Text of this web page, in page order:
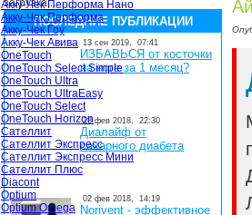
Акку-Чек Перформа Нано
Акку-Чек Перформа
Акку-Чек Гоу
Акку-Чек Авива
OneTouch
OneTouch Select Simple
OneTouch Ultra
OneTouch UltraEasy
OneTouch Select
OneTouch Horizon
Сателлит
Сателлит Экспресс
Сателлит Экспресс Мини
Сателлит Плюс
Diacont
Optium
Optium Omega
загрузка...
ПОСЛЕДНИЕ ПУБЛИКАЦИИ
13 сен 2019, 07:41
ИЗБАВЬСЯ от косточки
на ноге за 1 месяц?
28 фев 2018, 22:30
Диалайф от
сахарного диабета
02 фев 2018, 14:19
Norivent - эффективное